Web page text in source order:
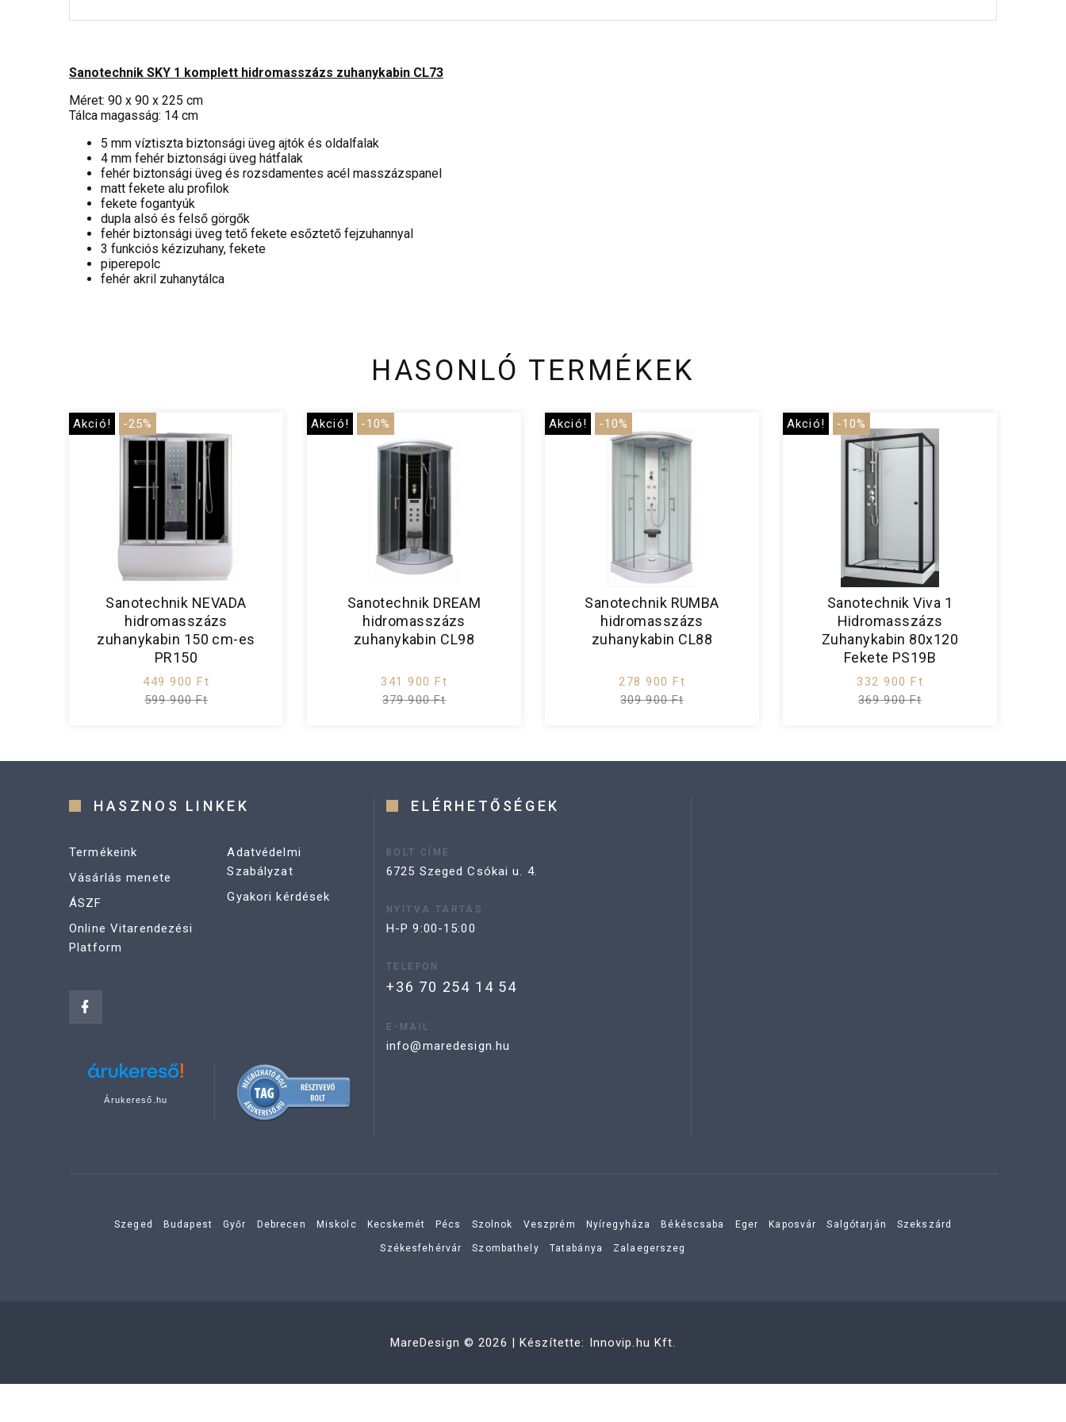
Sanotechnik SKY 1 komplett hidromasszázs zuhanykabin CL73
Méret: 90 x 90 x 225 cm
Tálca magasság: 14 cm
5 mm víztiszta biztonsági üveg ajtók és oldalfalak
4 mm fehér biztonsági üveg hátfalak
fehér biztonsági üveg és rozsdamentes acél masszázspanel
matt fekete alu profilok
fekete fogantyúk
dupla alsó és felső görgők
fehér biztonsági üveg tető fekete esőztető fejzuhannyal
3 funkciós kézizuhany, fekete
piperepolc
fehér akril zuhanytálca
HASONLÓ TERMÉKEK
Akció! -25%
Sanotechnik NEVADA
hidromasszázs
zuhanykabin 150 cm-es
PR150
449 900 Ft
599 900 Ft
Akció! -10%
Sanotechnik DREAM
hidromasszázs
zuhanykabin CL98
341 900 Ft
379 900 Ft
Akció! -10%
Sanotechnik RUMBA
hidromasszázs
zuhanykabin CL88
278 900 Ft
309 900 Ft
Akció! -10%
Sanotechnik Viva 1
Hidromasszázs
Zuhanykabin 80x120
Fekete PS19B
332 900 Ft
369 900 Ft
HASZNOS LINKEK
Termékeink
Vásárlás menete
ÁSZF
Online Vitarendezési
Platform
Adatvédelmi
Szabályzat
Gyakori kérdések
Árukereső.hu
ELÉRHETŐSÉGEK
BOLT CÍME
6725 Szeged Csókai u. 4.
NYITVA TARTÁS
H-P 9:00-15:00
TELEFON
+36 70 254 14 54
E-MAIL
info@maredesign.hu
Szeged Budapest Győr Debrecen Miskolc Kecskemét Pécs Szolnok Veszprém Nyíregyháza Békéscsaba Eger Kaposvár Salgótarján Szekszárd
Székesfehérvár Szombathely Tatabánya Zalaegerszeg
MareDesign ©2026 | Készítette: Innovip.hu Kft.